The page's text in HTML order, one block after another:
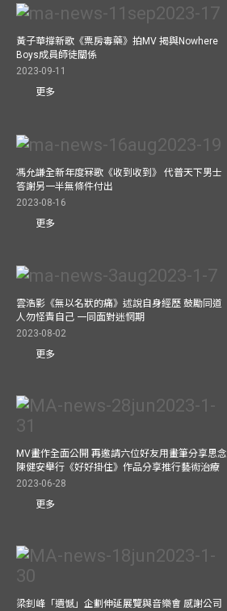
黃子華撐新歌《票房毒藥》拍MV 揭與Nowhere
Boys成員師徒關係
2023-09-11
更多
馮允謙全新年度冧歌《收到收到》 代普天下男士
答謝另一半無條件付出
2023-08-16
更多
雲浩影《無以名狀的痛》述說自身經歷 鼓勵同道
人勿怪責自己 一同面對迷惘期
2023-08-02
更多
MV畫作全面公開 再邀請六位好友用畫筆分享思念
陳健安舉行《好好掛住》作品分享推行藝術治療
2023-06-28
更多
梁釗峰「遺憾」企劃伸延展覽與音樂會 感謝公司